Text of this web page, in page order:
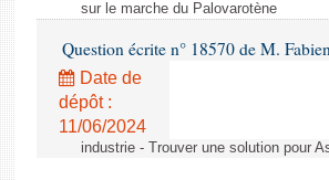
sur le marche du Palovarotène
Question écrite n° 18570 de M.
Date de
dépôt :
11/06/2024
industrie - Trouver une solution pour